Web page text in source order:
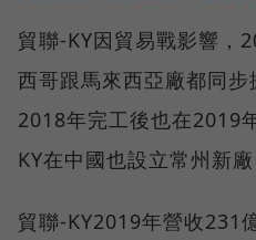
貿聯-KY因貿易戰影響，
西哥跟馬來西亞廠都同
2018年完工後也在2019
KY在中國也設立常州新
貿聯-KY2019年營收231